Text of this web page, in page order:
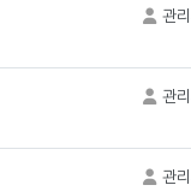
관
관
관